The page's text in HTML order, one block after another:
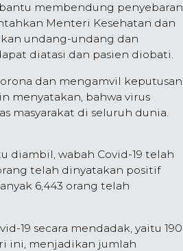
membendung penyebaran
Menteri Kesehatan dan
undang-undang dan
diatasi dan pasien diobati.
dan mengamvil keputusan
menyatakan, bahwa virus
masyarakat di seluruh dunia.
diambil, wabah Covid-19 telah
orang telah dinyatakan positif
6,443 orang telah
19 secara mendadak, yaitu 190
ini, menjadikan jumlah